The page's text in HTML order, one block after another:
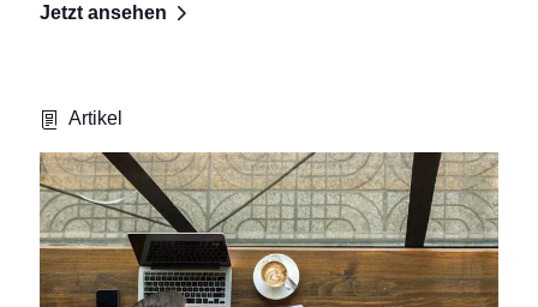
Jetzt ansehen
Artikel